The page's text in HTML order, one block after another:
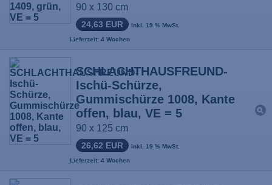
90 x 130 cm
24,63 EUR inkl. 19 % MwSt.
Lieferzeit: 4 Wochen
SCHLACHTHAUSFREUND-
Ischü-Schürze,
Gummischürze 1008, Kante
offen, blau, VE = 5
90 x 125 cm
26,62 EUR inkl. 19 % MwSt.
Lieferzeit: 4 Wochen